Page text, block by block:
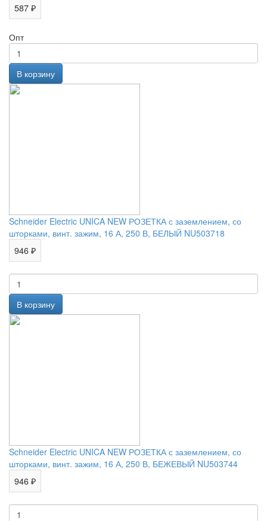
587 ₽
Опт
Schneider Electric UNICA NEW РОЗЕТКА с заземлением, со
шторками, винт. зажим, 16 А, 250 В, БЕЛЫЙ NU503718
946 ₽
Schneider Electric UNICA NEW РОЗЕТКА с заземлением, со
шторками, винт. зажим, 16 А, 250 В, БЕЖЕВЫЙ NU503744
946 ₽